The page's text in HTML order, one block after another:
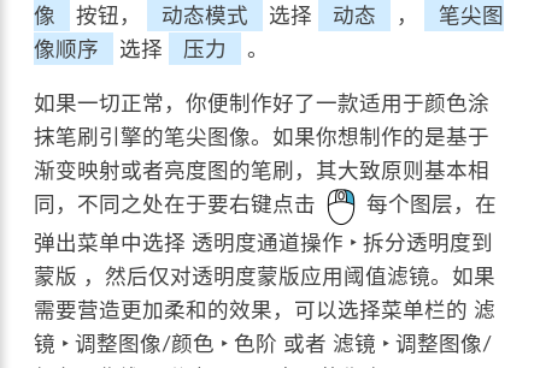
像
按钮， 动态模式 选择 动态 ，
笔尖图
像顺序
选择 压力 。
如果一切正常，你便制作好了一款适用于颜色涂
抹笔刷引擎的笔尖图像。如果你想制作的是基于
渐变映射或者亮度图的笔刷，其大致原则基本相
同，不同之处在于要右键点击
每个图层，在
弹出菜单中选择 透明度通道操作 ‣ 拆分透明度到
蒙版 ，然后仅对透明度蒙版应用阈值滤镜。如果
需要营造更加柔和的效果，可以选择菜单栏的 滤
镜 ‣ 调整图像/颜色 ‣ 色阶 或者 滤镜 ‣ 调整图像/